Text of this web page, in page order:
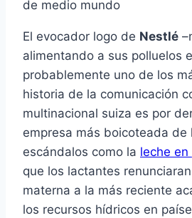
de medio mundo
El evocador logo de Nestlé
alimentando a sus polluelos
probablemente uno de los
historia de la comunicación
multinacional suiza es por
empresa más boicoteada de
escándalos como la leche en
que los lactantes
materna a la más reciente
los recursos hídricos en